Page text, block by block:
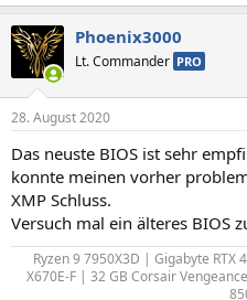
Phoenix3000
Lt. Commander PRO
28. August 2020
Das neuste BIOS ist sehr
konnte meinen vorher
XMP Schluss.
Versuch mal ein älteres BIOS
Ryzen 9 7950X3D | Gigabyte RTX
X670E-F | 32 GB Corsair